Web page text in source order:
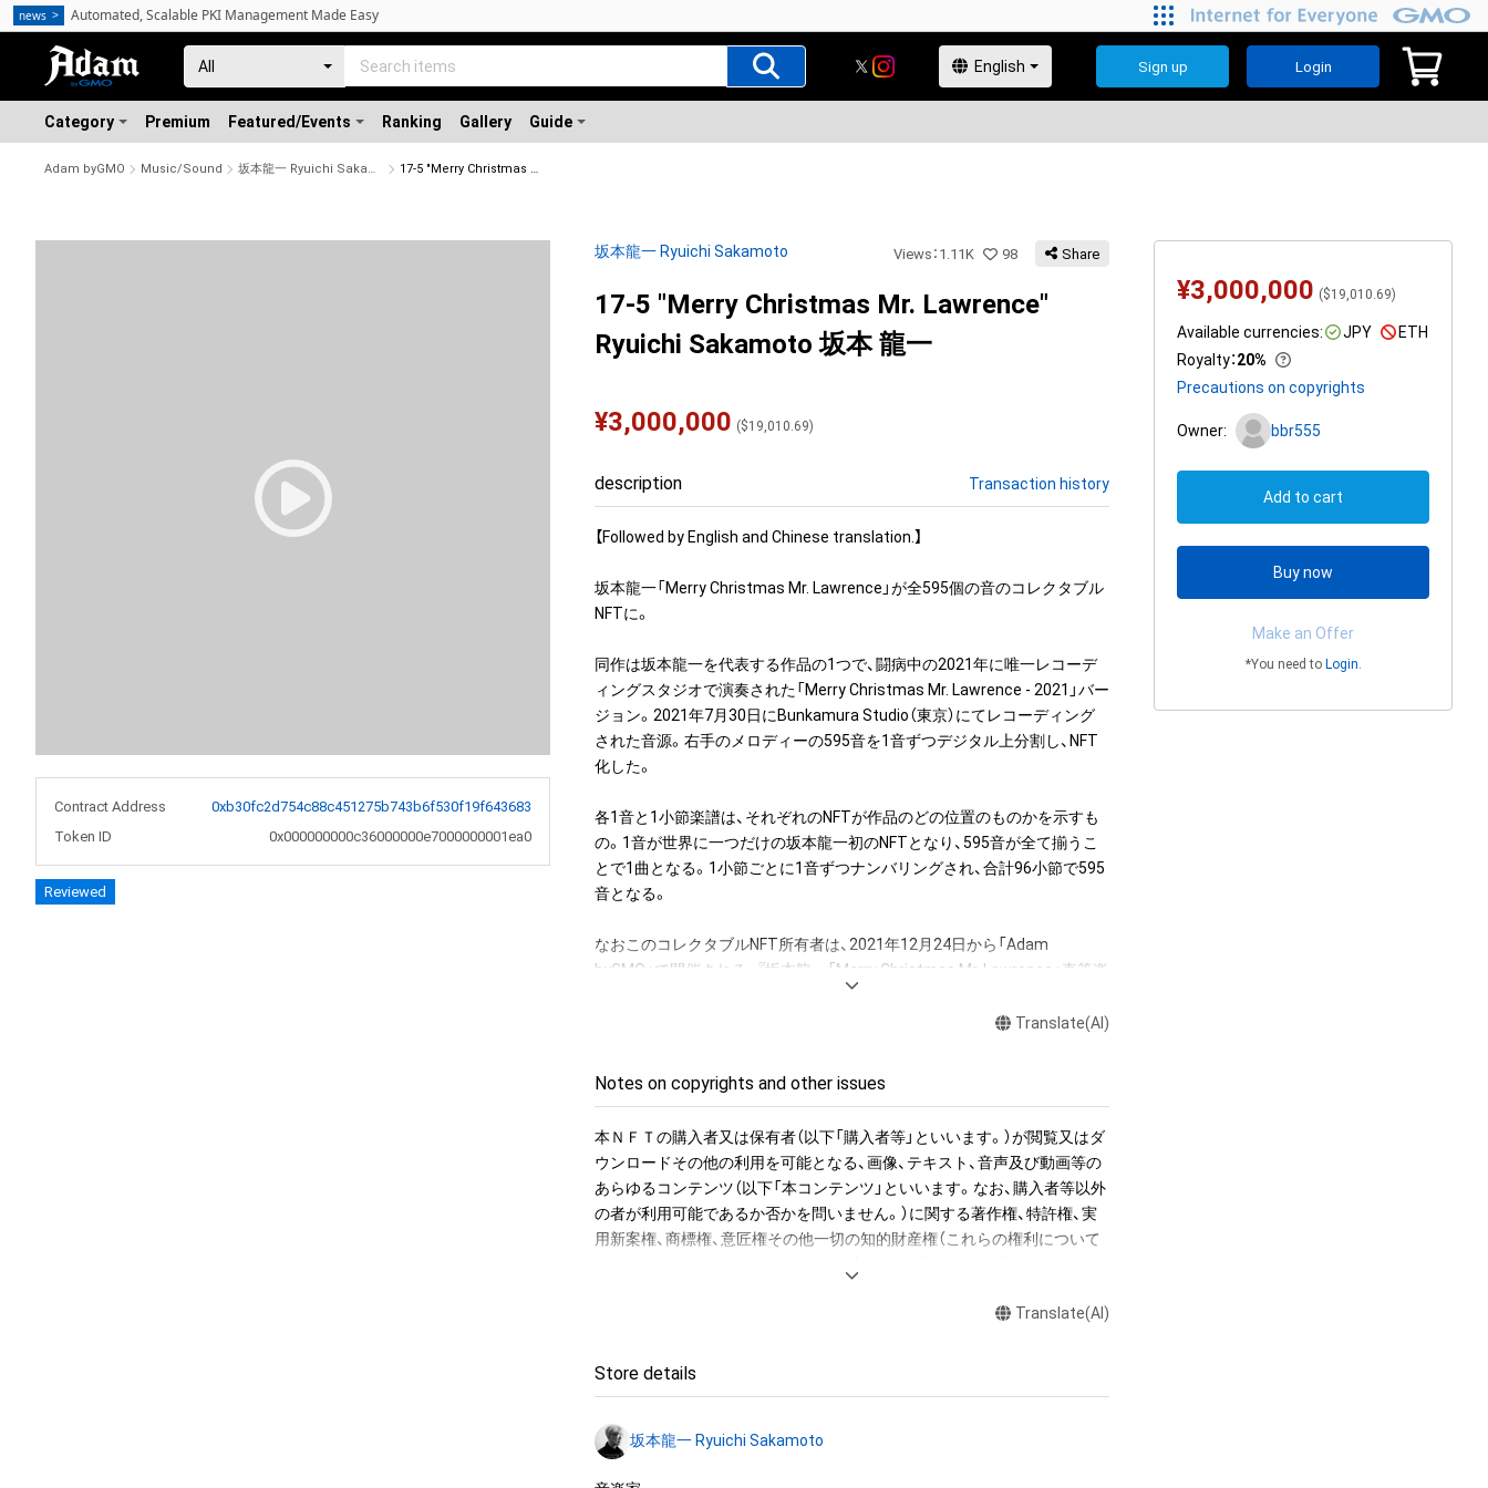
Sign up Login
Category Premium Featured/Events Ranking Gallery Guide
Adam byGMO Music/Sound 坂本龍一 Ryuichi Sakamoto 17-5 "Merry Christmas Mr. Lawrence" Ryuichi Sakamoto 坂本 龍一
Contract Address
0xb30fc2d754c88c451275b743b6f530f19f643683
Token ID
0x000000000c36000000e7000000001ea0
Reviewed
坂本龍一 Ryuichi Sakamoto Views ： 1.11K 98 Share
17-5 "Merry Christmas Mr. Lawrence"
Ryuichi Sakamoto 坂本 龍一
¥3,000,000 ($19,010.69)
description Transaction history
【Followed by English and Chinese translation.】
坂本龍一「Merry Christmas Mr. Lawrence」が全595個の音のコレクタブル
NFTに。
同作は坂本龍一を代表する作品の1つで、闘病中の2021年に唯一レコーデ
ィングスタジオで演奏された「Merry Christmas Mr. Lawrence - 2021」バー
ジョン。2021年7月30日にBunkamura Studio（東京）にてレコーディング
された音源。右手のメロディーの595音を1音ずつデジタル上分割し、NFT
化した。
各1音と1小節楽譜は、それぞれのNFTが作品のどの位置のものかを示すも
の。1音が世界に一つだけの坂本龍一初のNFTとなり、595音が全て揃うこ
とで1曲となる。1小節ごとに1音ずつナンバリングされ、合計96小節で595
音となる。
なおこのコレクタブルNFT所有者は、2021年12月24日から「Adam
byGMO」で開催される、『坂本龍一「Merry Christmas Mr. Lawrence」直筆楽
譜を入手できる権利NFT』のオークションへの参加が可能。またNFT初回購
入者限定の特典として、「Merry Christmas Mr. Lawrence - 2021」フルバー
NFT作品名の冒頭に付加された、前半の数字が楽譜の何小節目か、後半の数
字がその小節での何音目かを表現している。作品名が「1-1 "Merry
Christmas Mr. Lawrence" Ryuichi Sakamoto 坂本龍一」の場合は、1小節目
の1音目のNFTを表す。
音源に関しては下記法則に沿っています。
2. 音終わりが欠けてしまう該当音については、2小節分の長さで書き出して
3. 各小節のラストノート（最後の1音）は、次の小節に渡って音が響いていま
す。切り出した音を小節内の楽譜と同じ正しい位置に置くとその音が途切
れてしまいます、そのため便宜上、このWAVデータでは位置を調整し、1秒
前に配置しています。
Translate(AI)
Notes on copyrights and other issues
本ＮＦＴの購入者又は保有者（以下「購入者等」といいます。）が閲覧又はダ
ウンロードその他の利用を可能となる、画像、テキスト、音声及び動画等の
あらゆるコンテンツ（以下「本コンテンツ」といいます。なお、購入者等以外
の者が利用可能であるか否かを問いません。）に関する著作権、特許権、実
用新案権、商標権、意匠権その他一切の知的財産権（これらの権利について
「本ＮＦＴ等」といいます）を保有することは、本コンテンツに関する知的財
託先）から別途の承諾を得ずに、個人による閲覧の範囲を超えた利用、商用
Translate(AI)
Store details
坂本龍一 Ryuichi Sakamoto
¥3,000,000 ($19,010.69)
Available currencies: JPY
ETH
Royalty：20%
Precautions on copyrights
Owner: bbr555
Add to cart
Buy now
Make an Offer
*You need to Login.
news Automated, Scalable PKI Management Made Easy